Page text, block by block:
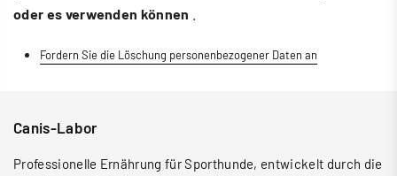
oder es verwenden können
Fordern Sie die Löschung personenbezogener Daten an
Canis-Labor
Professionelle Ernährung für Sporthunde, entwickelt durch die